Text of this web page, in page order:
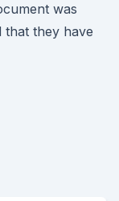
was
that they have